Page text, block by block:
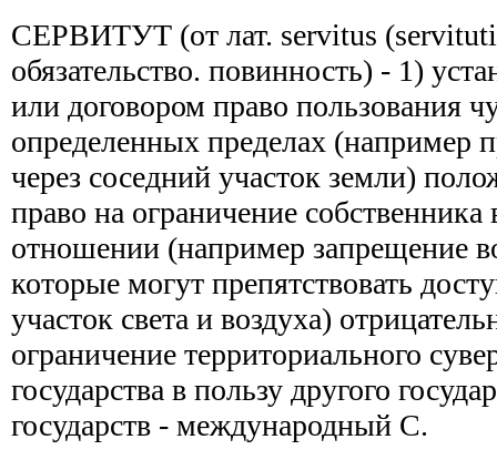
СЕРВИТУТ (от лат. servitus
обязательство. повинность) - 1)
или договором право пользования
определенных пределах (например
через соседний участок земли)
право на ограничение
отношении (например запрещение
которые могут препятствовать
участок света и воздуха)
ограничение территориального
государства в пользу другого
государств - международный С.